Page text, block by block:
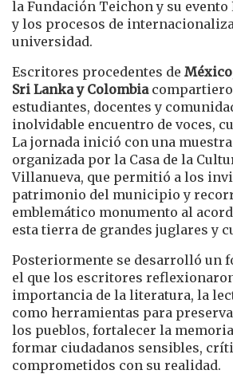
la Fundación Teichon y su
y los procesos de
universidad.
Escritores procedentes de
Sri Lanka y Colombia
estudiantes, docentes y
inolvidable encuentro de voces,
La jornada inició con una
organizada por la Casa de la
Villanueva, que permitió a los
patrimonio del municipio y
emblemático monumento al
esta tierra de grandes juglares y
Posteriormente se desarrolló un
el que los escritores
importancia de la literatura, la
como herramientas para
los pueblos, fortalecer la
formar ciudadanos sensibles,
comprometidos con su realidad.